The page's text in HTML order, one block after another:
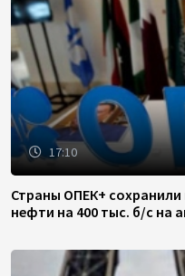
17:10
Страны ОПЕК+
нефти на 400 тыс. б/с на